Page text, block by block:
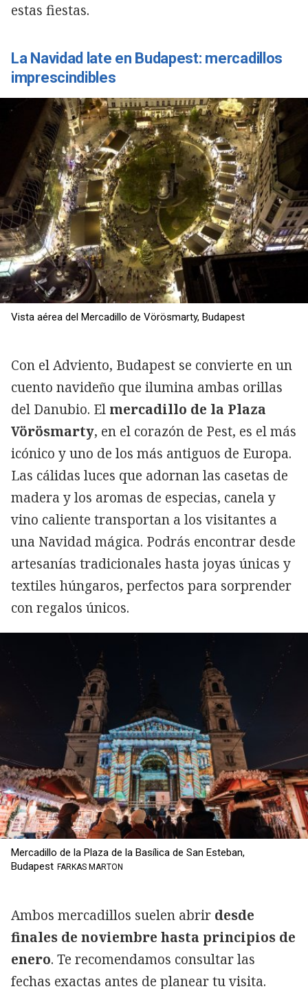
estas fiestas.
La Navidad late en Budapest: mercadillos
imprescindibles
Vista aérea del Mercadillo de Vörösmarty, Budapest
Con el Adviento, Budapest se convierte en un
cuento navideño que ilumina ambas orillas
del Danubio. El mercadillo de la Plaza
Vörösmarty, en el corazón de Pest, es el más
icónico y uno de los más antiguos de Europa.
Las cálidas luces que adornan las casetas de
madera y los aromas de especias, canela y
vino caliente transportan a los visitantes a
una Navidad mágica. Podrás encontrar desde
artesanías tradicionales hasta joyas únicas y
textiles húngaros, perfectos para sorprender
con regalos únicos.
Mercadillo de la Plaza de la Basílica de San Esteban,
Budapest FARKAS MARTON
Ambos mercadillos suelen abrir desde
finales de noviembre hasta principios de
enero. Te recomendamos consultar las
fechas exactas antes de planear tu visita.